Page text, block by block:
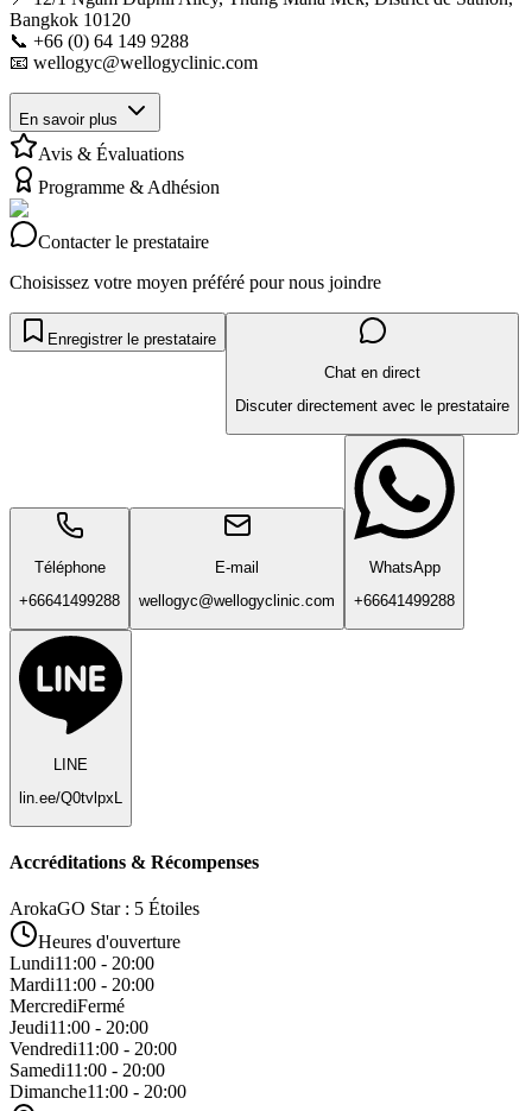
Bangkok 10120
📞 +66 (0) 64 149 9288
📧 wellogyc@wellogyclinic.com
En savoir plus
Avis & Évaluations
Programme & Adhésion
Contacter le prestataire
Choisissez votre moyen préféré pour nous joindre
Enregistrer le prestataire
Chat en direct
Discuter directement avec le prestataire
Téléphone
+66641499288
E-mail
wellogyc@wellogyclinic.com
WhatsApp
+66641499288
LINE
lin.ee/Q0tvlpxL
Accréditations & Récompenses
ArokaGO Star : 5 Étoiles
Heures d'ouverture
Lundi11:00 - 20:00
Mardi11:00 - 20:00
MercrediFermé
Jeudi11:00 - 20:00
Vendredi11:00 - 20:00
Samedi11:00 - 20:00
Dimanche11:00 - 20:00